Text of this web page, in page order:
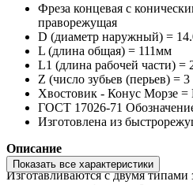
Фреза концевая с
праворежущая
D (диаметр наружный) =
L (длина общая) = 111мм
L1 (длина рабочей части) =
Z (число зубьев (перьев) = 3
Хвостовик - Конус Морзе
ГОСТ 17026-71
Изготовлена из
Описание
Изготавливаются с двумя типами
Показать все характеристики